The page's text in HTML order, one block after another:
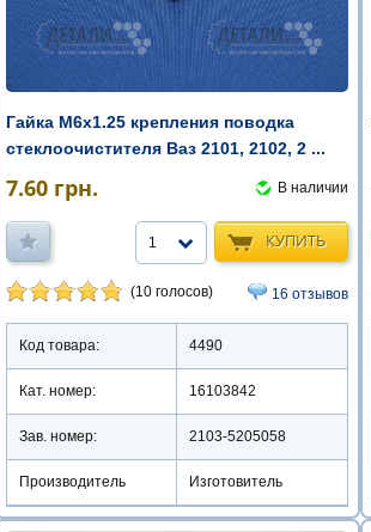
Гайка М6х1.25 крепления поводка
стеклоочистителя Ваз 2101, 2102, 2 ...
7.60 грн. В наличии
КУПИТЬ
1
(10 голосов) 16 отзывов
Код товара: 4490
Кат. номер: 16103842
Зав. номер: 2103-5205058
Производитель Изготовитель